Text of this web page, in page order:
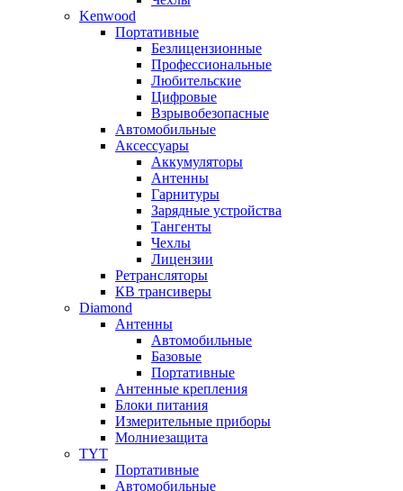
Kenwood
Портативные
Безлицензионные
Профессиональные
Любительские
Цифровые
Взрывобезопасные
Автомобильные
Аксессуары
Аккумуляторы
Антенны
Гарнитуры
Зарядные устройства
Тангенты
Чехлы
Лицензии
Ретрансляторы
КВ трансиверы
Diamond
Антенны
Автомобильные
Базовые
Портативные
Антенные крепления
Блоки питания
Измерительные приборы
Молниезащита
TYT
Портативные
Автомобильные